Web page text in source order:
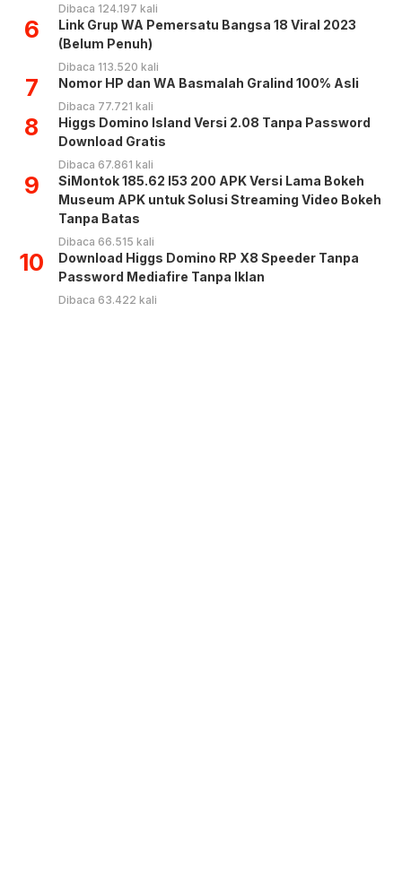
Dibaca 124.197 kali
6
Link Grup WA Pemersatu Bangsa 18 Viral 2023
(Belum Penuh)
Dibaca 113.520 kali
7 Nomor HP dan WA Basmalah Gralind 100% Asli
Dibaca 77.721 kali
8
Higgs Domino Island Versi 2.08 Tanpa Password
Download Gratis
Dibaca 67.861 kali
9
SiMontok 185.62 l53 200 APK Versi Lama Bokeh
Museum APK untuk Solusi Streaming Video Bokeh
Tanpa Batas
Dibaca 66.515 kali
10
Download Higgs Domino RP X8 Speeder Tanpa
Password Mediafire Tanpa Iklan
Dibaca 63.422 kali